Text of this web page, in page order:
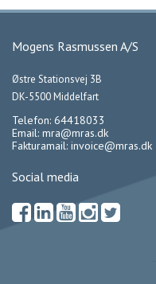
Mogens Rasmussen A/S
Østre Stationsvej 3B
DK-5500 Middelfart
Telefon: 64418033
Email: mra@mras.dk
Fakturamail: invoice@mras.dk
Social media